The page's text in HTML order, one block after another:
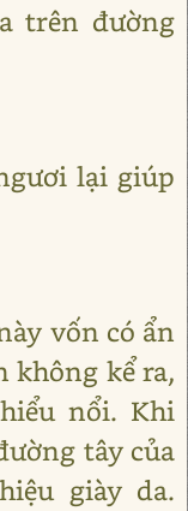
trên đường
lại giúp
vốn có ẩn
không kể ra,
nổi. Khi
tây của
giày da.